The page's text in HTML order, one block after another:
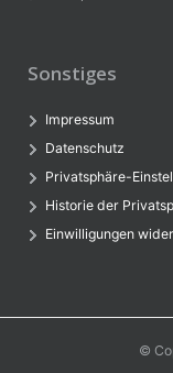
Sonstiges
Impressum
Datenschutz
Privatsphäre-
Historie der
Einwilligungen
©